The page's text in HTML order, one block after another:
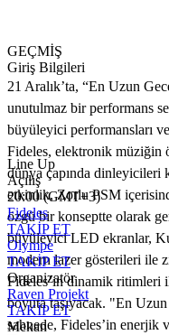
GEÇMİŞ
Giriş Bilgileri
21 Aralık’ta, “En Uzun
unutulmaz bir performans
büyüleyici performansları
Fideles, elektronik müziğin
dünya çapında dinleyicileri
etkinlik, Zorlu PSM
özgü bir konseptte olarak
büyüleyici LED ekranlar,
modern lazer gösterileri ile
Fideles’in dinamik ritimleri
boyuta taşıyacak. "En
sahnede, Fideles’in enerjik
Line Up
Açılış
20:00 (GMT+3)
Fideles
TAKİP ET
Olympe
TAKİP ET
Organizatör
Raven Projekt
TAKİP ET
Mekan